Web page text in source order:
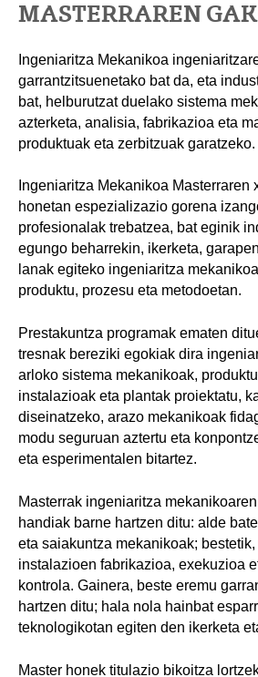
MASTERRAREN
Ingeniaritza Mekanikoa
garrantzitsuenetako bat da, eta
bat, helburutzat duelako sistema
azterketa, analisia, fabrikazioa eta
produktuak eta zerbitzuak garatzeko.
Ingeniaritza Mekanikoa Masterraren
honetan espezializazio gorena
profesionalak trebatzea, bat eginik
egungo beharrekin, ikerketa,
lanak egiteko ingeniaritza
produktu, prozesu eta metodoetan.
Prestakuntza programak ematen
tresnak bereziki egokiak dira
arloko sistema mekanikoak,
instalazioak eta plantak proiektatu,
diseinatzeko, arazo mekanikoak
modu seguruan aztertu eta
eta esperimentalen bitartez.
Masterrak ingeniaritza
handiak barne hartzen ditu: alde
eta saiakuntza mekanikoak;
instalazioen fabrikazioa, exekuzioa
kontrola. Gainera, beste eremu
hartzen ditu; hala nola hainbat
teknologikotan egiten den ikerketa
Master honek titulazio bikoitza